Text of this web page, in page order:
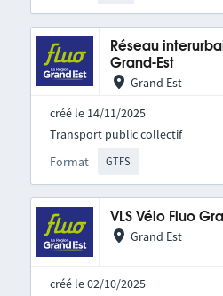
Réseau
Grand-Est
Grand Est
créé le 14/11/2025
Format GTFS
Transport public collectif
VLS Vélo Fluo
Grand Est
créé le 02/10/2025